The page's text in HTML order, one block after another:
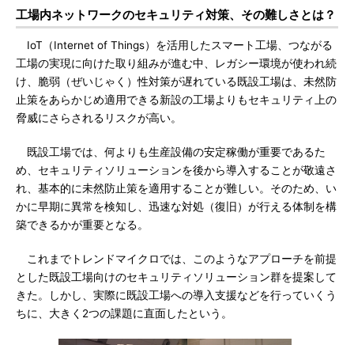
工場内ネットワークのセキュリティ対策、その難しさとは？
IoT（Internet of Things）を活用したスマート工場、つながる
工場の実現に向けた取り組みが進む中、レガシー環境が使われ続
け、脆弱（ぜいじゃく）性対策が遅れている既設工場は、未然防
止策をあらかじめ適用できる新設の工場よりもセキュリティ上の
脅威にさらされるリスクが高い。
既設工場では、何よりも生産設備の安定稼働が重要であるた
め、セキュリティソリューションを後から導入することが敬遠さ
れ、基本的に未然防止策を適用することが難しい。そのため、い
かに早期に異常を検知し、迅速な対処（復旧）が行える体制を構
築できるかが重要となる。
これまでトレンドマイクロでは、このようなアプローチを前提
とした既設工場向けのセキュリティソリューション群を提案して
きた。しかし、実際に既設工場への導入支援などを行っていくう
ちに、大きく2つの課題に直面したという。